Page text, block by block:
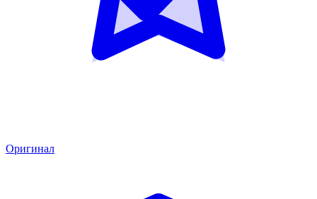
Оригинал